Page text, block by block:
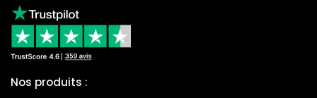
Nos produits :